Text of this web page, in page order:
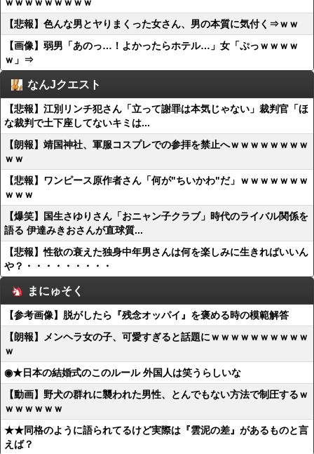
【悲報】色んな男とヤりまくった女さん、男の本質に気付く⇒ｗｗ
【画像】弱男「あのっ…！よかったらホテル…」女「ぷっｗｗｗｗ
ｗ」⇒
なんJクエスト
【悲報】江別リンチ犯さん「立って謝罪は本気じゃない」裁判官「ほ
な裁判で土下座してないキミは...
【朗報】靖国神社、軍服コスプレでの参拝を禁止へｗｗｗｗｗｗｗｗ
ｗｗ
【悲報】ワンピース原作者さん「何が"ちいかわ"だ」ｗｗｗｗｗｗｗ
ｗｗｗ
【爆笑】国生さゆりさん「おニャン子クラブ」時代のライバル関係を
語る 伊達みきおさんが直球質...
【悲報】性欲の衰えた独身中年男さんは何を楽しみに生きればいいん
や？・・・・・・・・・
まにゅそく
【参考画像】脱がしたら『残念オッパイ』を褒める時の模範解答
【朗報】メンヘラ女の子、可愛すぎると話題にｗｗｗｗｗｗｗｗｗｗ
ｗ
◉★日本の結婚式のこのルール 外国人は笑うらしいな
【動画】野犬の群れに襲われた男性、とんでもない方法で制圧するｗ
ｗｗｗｗｗｗ
★★同格のように語られてるけど実際は『雲泥の差』があるものと言
えば？